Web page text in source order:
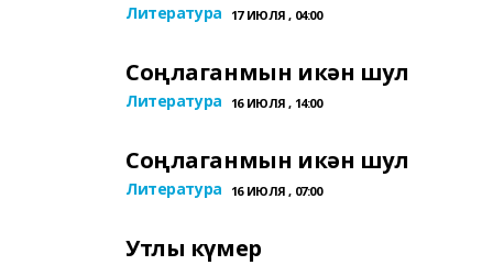
Литература 17 ИЮЛЯ , 04:00
Соңлаганмын икән шул
Литература 16 ИЮЛЯ , 14:00
Соңлаганмын икән шул
Литература 16 ИЮЛЯ , 07:00
Утлы күмер